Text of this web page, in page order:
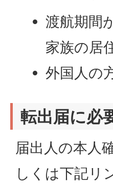
渡航期間
家族の居
外国人の
転出届に必
届出人の本人
しくは下記リ